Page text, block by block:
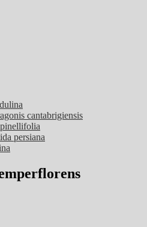
cantabrigiensis
persiana